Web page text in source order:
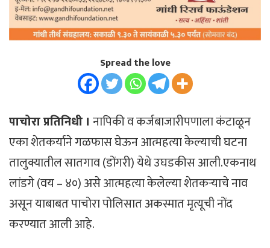
Spread the love
पाचोरा प्रतिनिधी । नापिकी व कर्जबाजारीपणाला कंटाळून
एका शेतकर्याने गळफास घेऊन आत्महत्या केल्याची घटना
तालुक्यातील सातगाव (डोंगरी) येथे उघडकीस आली.एकनाथ
लांडगे (वय – ४०) असे आत्महत्या केलेल्या शेतकऱ्याचे नाव
असून याबाबत पाचोरा पोलिसात अकस्मात मृत्यूची नोंद
करण्यात आली आहे.